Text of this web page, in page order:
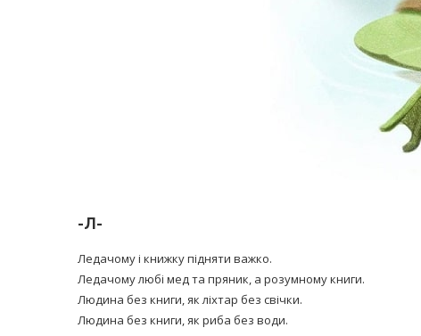
-Л-
Ледачому і книжку підняти важко.
Ледачому любі мед та пряник, а розумному книги.
Людина без книги, як ліхтар без свічки.
Людина без книги, як риба без води.